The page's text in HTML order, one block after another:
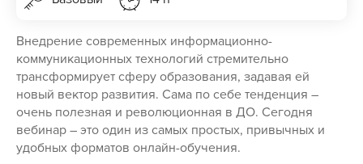
Внедрение современных информационно-
коммуникационных технологий стремительно
трансформирует сферу образования, задавая ей
новый вектор развития. Сама по себе тенденция –
очень полезная и революционная в ДО. Сегодня
вебинар – это один из самых простых, привычных и
удобных форматов онлайн-обучения.